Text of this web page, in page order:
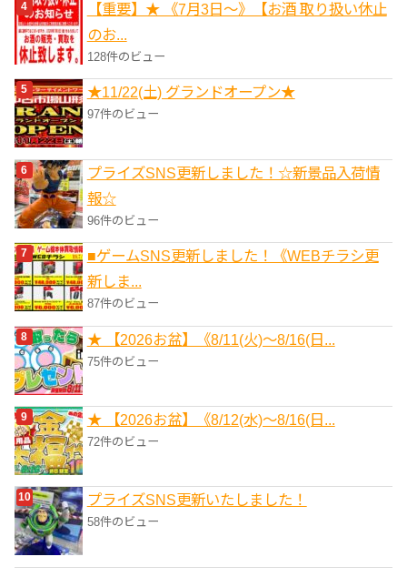
【重要】★ 《7月3日～》【お酒 取り扱い休止
のお...
128件のビュー
★11/22(土) グランドオープン★
97件のビュー
プライズSNS更新しました！☆新景品入荷情
報☆
96件のビュー
■ゲームSNS更新しました！《WEBチラシ更
新しま...
87件のビュー
★ 【2026お盆】《8/11(火)～8/16(日...
75件のビュー
★ 【2026お盆】《8/12(水)～8/16(日...
72件のビュー
プライズSNS更新いたしました！
58件のビュー